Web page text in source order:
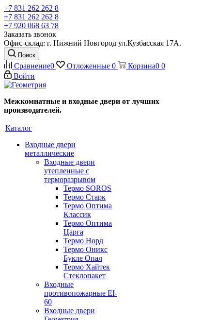
+7 831 262 262 8
+7 831 262 262 8
+7 920 068 63 78
Заказать звонок
Офис-склад: г. Нижний Новгород ул.Кузбасская 17А.
Поиск
Сравнение0 Отложенные 0 Корзина0 0
Войти
Межкомнатные и входные двери от лучших
производителей.
Каталог
Входные двери
металлические
Входные двери
утепленные с
терморазрывом
Термо SOROS
Термо Старк
Термо Оптима
Классик
Термо Оптима
Царга
Термо Норд
Термо Оникс
Букле Опал
Термо Хайтек
Стеклопакет
Входные
противопожарные EI-
60
Входные двери